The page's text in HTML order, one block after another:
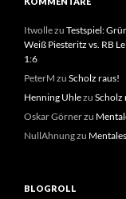
Itwollezu Testspiel:
Weiß Piesteritz vs. RB
1:6
PeterM zu Scholz raus!
Henning Uhlezu Scholz
Oskar Görnerzu
NullAhnungzu Mentales
BLOGROLL